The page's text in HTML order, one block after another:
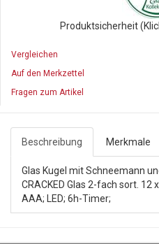
Produktsicherheit
Vergleichen
Auf den Merkzettel
Fragen zum Artikel
Beschreibung Merkmale
Glas Kugel mit Schneemann
CRACKED Glas 2-fach sort.
AAA; LED; 6h-Timer;